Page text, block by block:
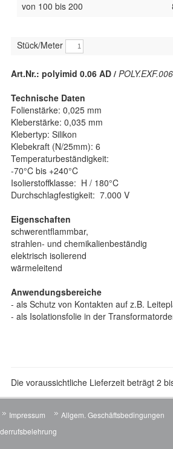
von 100 bis 200
Stück/Meter
Art.Nr.: polyimid 0.06 AD /
Technische Daten
Folienstärke: 0,025 mm
Kleberstärke: 0,035 mm
Klebertyp: Silikon
Klebekraft (N/25mm): 6
Temperaturbeständigkeit:
-70°C bis +240°C
Isolierstoffklasse: H / 180°C
Durchschlagfestigkeit: 7.000 V
Eigenschaften
schwerentflammbar,
strahlen- und chemikalienbeständig
elektrisch isolierend
wärmeleitend
Anwendungsbereiche
- als Schutz von Kontakten auf z.B.
- als Isolationsfolie in der
Die voraussichtliche Lieferzeit beträgt 2
Impressum
Allgem. Geschäftsbedingungen